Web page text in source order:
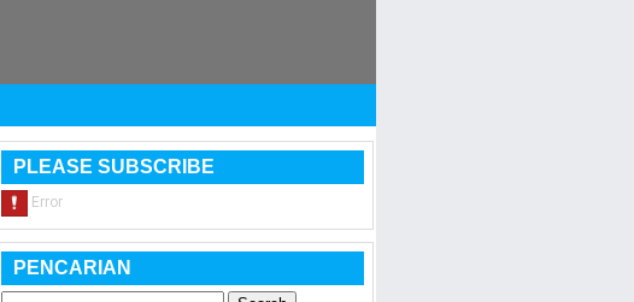
PLEASE SUBSCRIBE
PENCARIAN